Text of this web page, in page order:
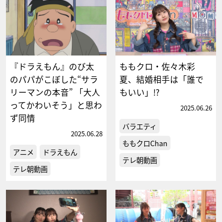
『ドラえもん』のび太
のパパがこぼした“サラ
リーマンの本音” 「大人
ってかわいそう」と思わ
ず同情
2025.06.28
アニメ
ドラえもん
テレ朝動画
ももクロ・佐々木彩
夏、結婚相手は「誰で
もいい」!?
2025.06.26
バラエティ
ももクロChan
テレ朝動画